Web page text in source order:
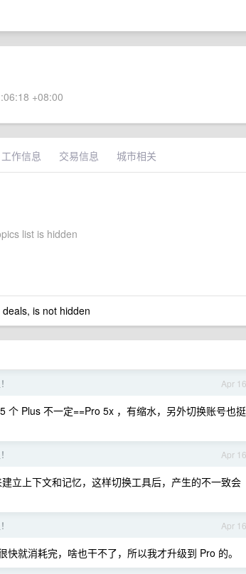
+08:00
工作信息 交易信息 城市相关
list is hidden
is not hidden
Apr 16
个 Plus 不一定==Pro 5x ，有缩水，另外切换账号也挺
Apr 16
立上下文和记忆，这样切换工具后，产生的不一致会
Apr 16
就消耗完，啥也干不了，所以我才升级到 Pro 的。